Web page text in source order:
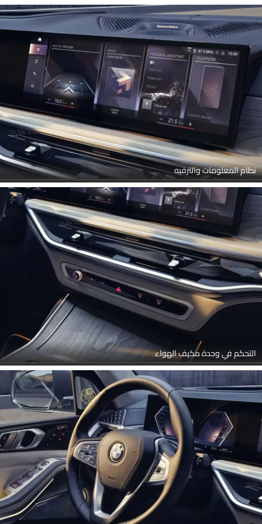
نظام المعلومات والترفيه
التحكم في وحدة مكيف الهواء